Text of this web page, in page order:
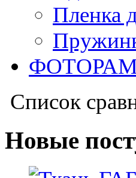
Пленка
Список
Новые